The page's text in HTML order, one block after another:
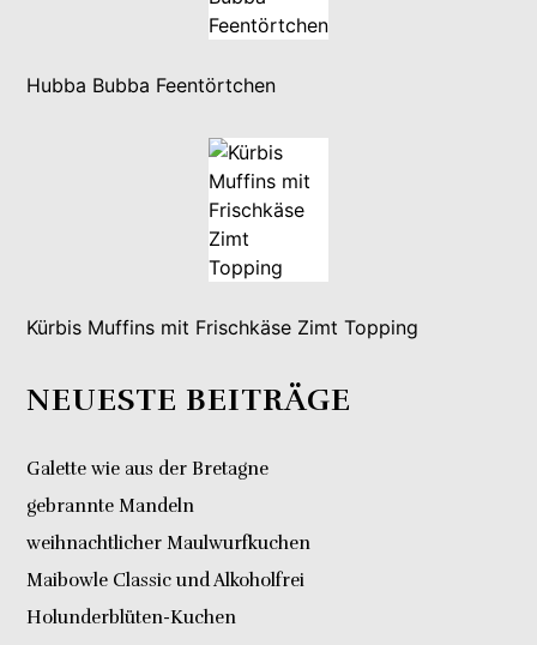
Hubba Bubba Feentörtchen
Kürbis Muffins mit Frischkäse Zimt Topping
NEUESTE BEITRÄGE
Galette wie aus der Bretagne
gebrannte Mandeln
weihnachtlicher Maulwurfkuchen
Maibowle Classic und Alkoholfrei
Holunderblüten-Kuchen